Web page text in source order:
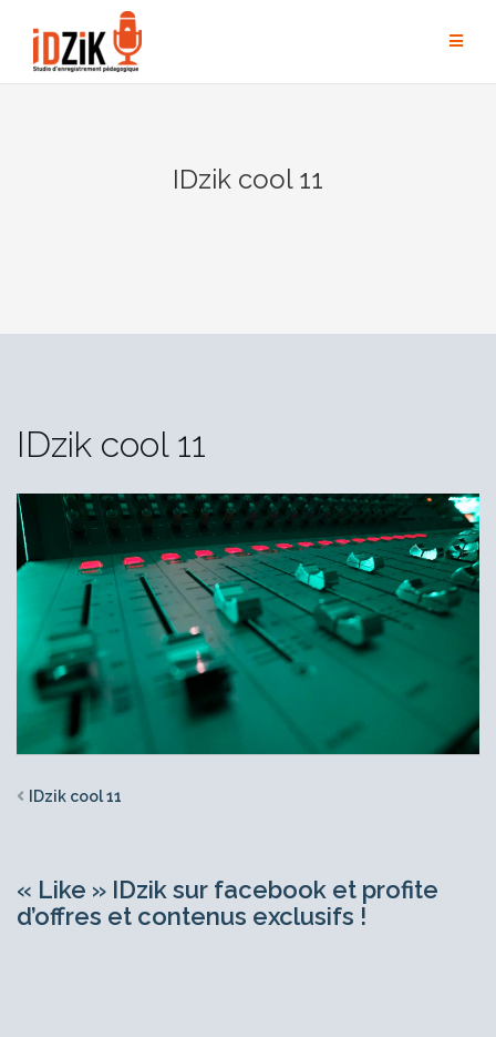
IDzik cool 11
IDzik cool 11
IDzik cool 11
« Like » IDzik sur facebook et profite
d’offres et contenus exclusifs !